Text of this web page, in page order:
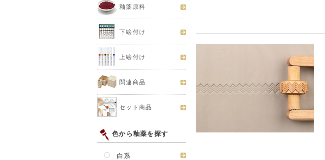
釉薬原料
下絵付け
上絵付け
関連商品
セット商品
色から釉薬を探す
白系